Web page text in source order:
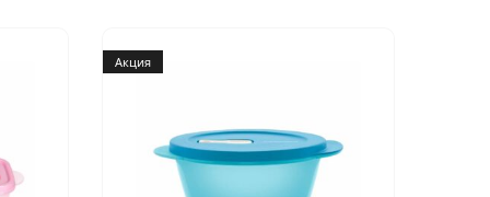
Акция